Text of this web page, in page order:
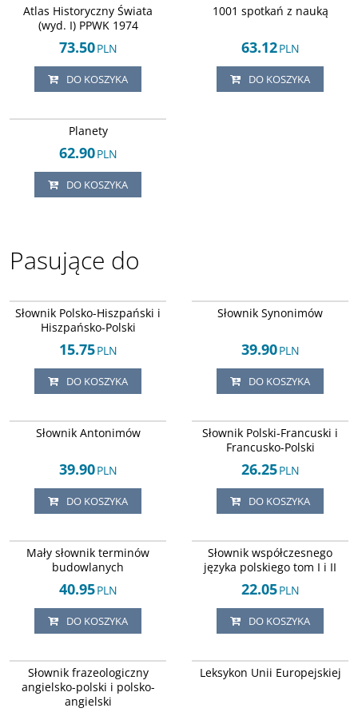
DOSTAWA EXPRESS
Atlas Historyczny Świata
(wyd. I) PPWK 1974
73.50PLN
DO KOSZYKA
DOSTAWA EXPRESS
1001 spotkań z nauką
63.12PLN
DO KOSZYKA
DOSTAWA EXPRESS
Planety
62.90PLN
DO KOSZYKA
Pasujące do
DOSTAWA EXPRESS
Słownik Polsko-Hiszpański i
Hiszpańsko-Polski
15.75PLN
DO KOSZYKA
DOSTAWA EXPRESS
Słownik Synonimów
39.90PLN
DO KOSZYKA
DOSTAWA EXPRESS
Słownik Antonimów
39.90PLN
DO KOSZYKA
DOSTAWA EXPRESS
Słownik Polski-Francuski i
Francusko-Polski
26.25PLN
DO KOSZYKA
DOSTAWA EXPRESS
Mały słownik terminów
budowlanych
40.95PLN
DO KOSZYKA
DOSTAWA EXPRESS
Słownik współczesnego
języka polskiego tom I i II
22.05PLN
DO KOSZYKA
DOSTAWA EXPRESS
Słownik frazeologiczny
angielsko-polski i polsko-
angielski
DOSTAWA EXPRESS
Leksykon Unii Europejskiej